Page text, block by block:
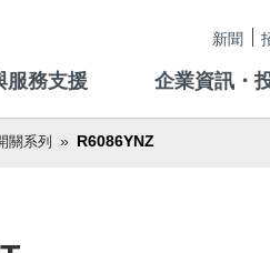
新聞
服務支援 企業資訊・
關系列 R6086YNZ